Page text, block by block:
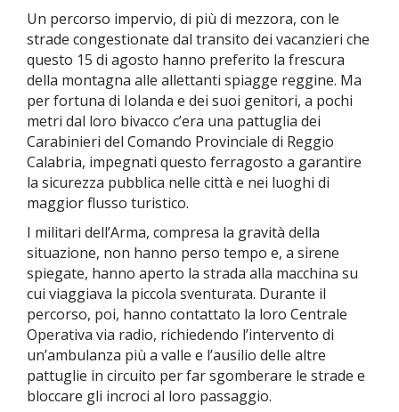
Un percorso impervio, di più di mezzora, con le
strade congestionate dal transito dei vacanzieri che
questo 15 di agosto hanno preferito la frescura
della montagna alle allettanti spiagge reggine. Ma
per fortuna di Iolanda e dei suoi genitori, a pochi
metri dal loro bivacco c’era una pattuglia dei
Carabinieri del Comando Provinciale di Reggio
Calabria, impegnati questo ferragosto a garantire
la sicurezza pubblica nelle città e nei luoghi di
maggior flusso turistico.
I militari dell’Arma, compresa la gravità della
situazione, non hanno perso tempo e, a sirene
spiegate, hanno aperto la strada alla macchina su
cui viaggiava la piccola sventurata. Durante il
percorso, poi, hanno contattato la loro Centrale
Operativa via radio, richiedendo l’intervento di
un’ambulanza più a valle e l’ausilio delle altre
pattuglie in circuito per far sgomberare le strade e
bloccare gli incroci al loro passaggio.